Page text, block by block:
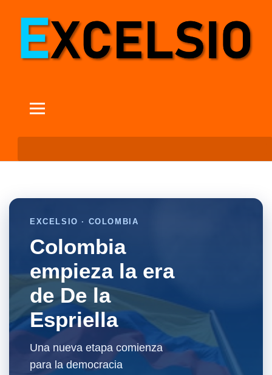
EXCELSIO · COLOMBIA
Colombia
empieza la era
de De la
Espriella
Una nueva etapa comienza
para la democracia